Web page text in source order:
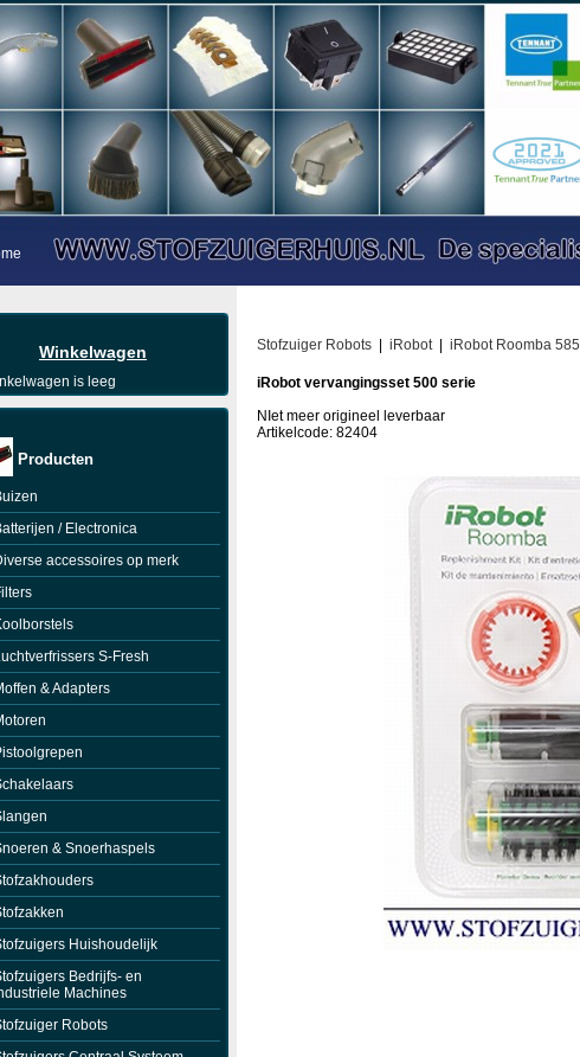
Winkelwagen
is leeg
Producten
/ Electronica
accessoires op merk
S-Fresh
& Adapters
& Snoerhaspels
Huishoudelijk
Bedrijfs- en
Machines
Robots
Stofzuiger Robots| iRobot| iRobot Roomba 585
iRobot vervangingsset 500 serie
NIet meer origineel leverbaar
Artikelcode: 82404